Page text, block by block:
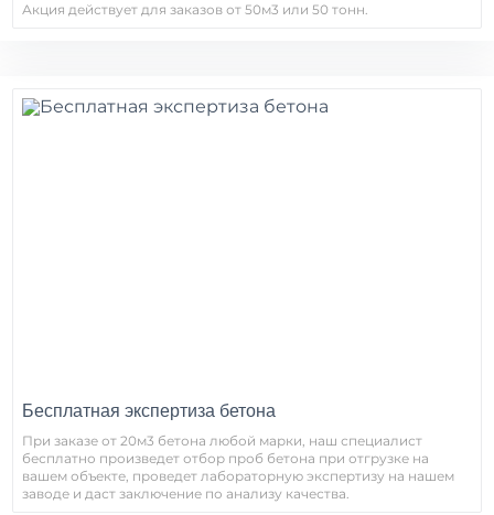
Акция действует для заказов от 50м3 или 50 тонн.
Бесплатная экспертиза бетона
При заказе от 20м3 бетона любой марки, наш специалист
бесплатно произведет отбор проб бетона при отгрузке на
вашем объекте, проведет лабораторную экспертизу на нашем
заводе и даст заключение по анализу качества.